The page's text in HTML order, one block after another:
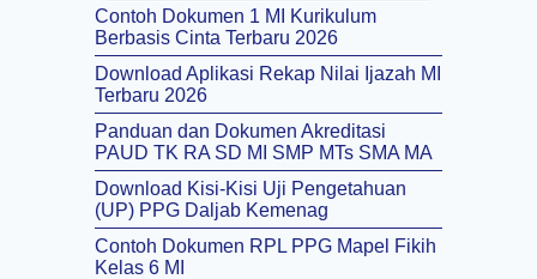
Contoh Dokumen 1 MI Kurikulum
Berbasis Cinta Terbaru 2026
Download Aplikasi Rekap Nilai Ijazah MI
Terbaru 2026
Panduan dan Dokumen Akreditasi
PAUD TK RA SD MI SMP MTs SMA MA
Download Kisi-Kisi Uji Pengetahuan
(UP) PPG Daljab Kemenag
Contoh Dokumen RPL PPG Mapel Fikih
Kelas 6 MI